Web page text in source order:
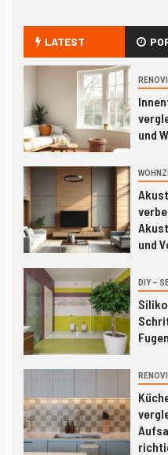
5
für
LATEST
und
und
DIY –